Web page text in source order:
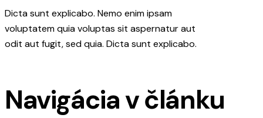
Dicta sunt explicabo. Nemo enim ipsam
voluptatem quia voluptas sit aspernatur aut
odit aut fugit, sed quia. Dicta sunt explicabo.
Navigácia v článku